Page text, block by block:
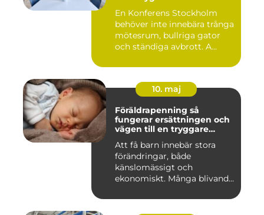
En Konferens Stockholm
behöver inte innebära trånga
mötesrum, bullriga gator
och ständiga avbrott. A...
10. maj
Föräldrapenning så
fungerar ersättningen och
vägen till en tryggare
Att få barn innebär stora
förändringar, både
känslomässigt och
ekonomiskt. Många blivande